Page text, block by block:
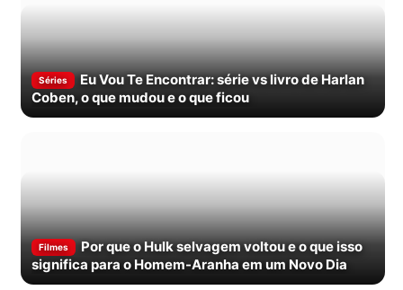
Séries
Eu Vou Te Encontrar: série vs livro de Harlan
Coben, o que mudou e o que ficou
Filmes
Por que o Hulk selvagem voltou e o que isso
significa para o Homem-Aranha em um Novo Dia